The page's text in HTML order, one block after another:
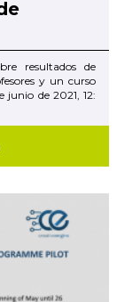
resultados de
y un curso
junio de 2021, 12: